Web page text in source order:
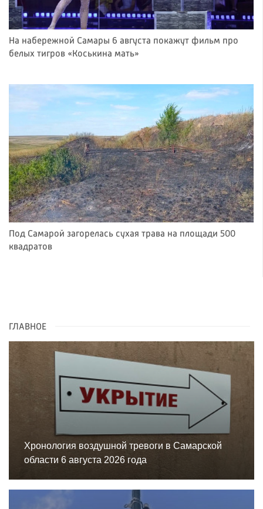
На набережной Самары 6 августа покажут фильм про
белых тигров «Коськина мать»
Под Самарой загорелась сухая трава на площади 500
квадратов
ГЛАВНОЕ
Хронология воздушной тревоги в Самарской
области 6 августа 2026 года